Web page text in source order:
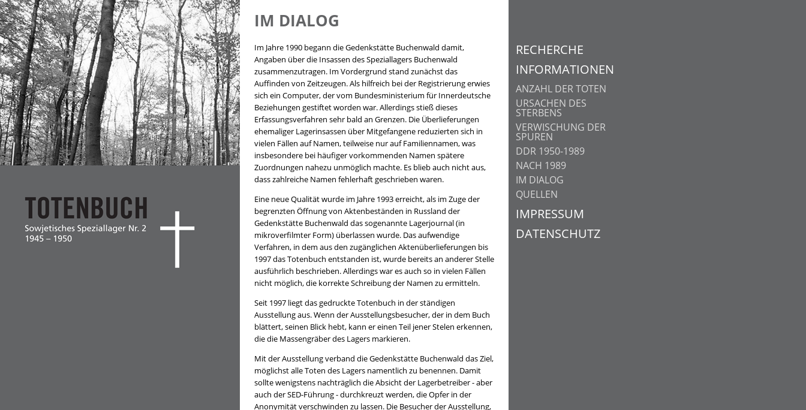
IM DIALOG
Im Jahre 1990 begann die Gedenkstätte Buchenwald damit,
Angaben über die Insassen des Speziallagers Buchenwald
zusammenzutragen. Im Vordergrund stand zunächst das
Auffinden von Zeitzeugen. Als hilfreich bei der Registrierung erwies
sich ein Computer, der vom Bundesministerium für Innerdeutsche
Beziehungen gestiftet worden war. Allerdings stieß dieses
Erfassungsverfahren sehr bald an Grenzen. Die Überlieferungen
ehemaliger Lagerinsassen über Mitgefangene reduzierten sich in
vielen Fällen auf Namen, teilweise nur auf Familiennamen, was
insbesondere bei häufiger vorkommenden Namen spätere
Zuordnungen nahezu unmöglich machte. Es blieb auch nicht aus,
dass zahlreiche Namen fehlerhaft geschrieben waren.
Eine neue Qualität wurde im Jahre 1993 erreicht, als im Zuge der
begrenzten Öffnung von Aktenbeständen in Russland der
Gedenkstätte Buchenwald das sogenannte Lagerjournal (in
mikroverfilmter Form) überlassen wurde. Das aufwendige
Verfahren, in dem aus den zugänglichen Aktenüberlieferungen bis
1997 das Totenbuch entstanden ist, wurde bereits an anderer Stelle
ausführlich beschrieben. Allerdings war es auch so in vielen Fällen
nicht möglich, die korrekte Schreibung der Namen zu ermitteln.
Seit 1997 liegt das gedruckte Totenbuch in der ständigen
Ausstellung aus. Wenn der Ausstellungsbesucher, der in dem Buch
blättert, seinen Blick hebt, kann er einen Teil jener Stelen erkennen,
die die Massengräber des Lagers markieren.
Mit der Ausstellung verband die Gedenkstätte Buchenwald das Ziel,
möglichst alle Toten des Lagers namentlich zu benennen. Damit
sollte wenigstens nachträglich die Absicht der Lagerbetreiber - aber
auch der SED-Führung - durchkreuzt werden, die Opfer in der
Anonymität verschwinden zu lassen. Die Besucher der Ausstellung,
RECHERCHE
INFORMATIONEN
ANZAHL DER TOTEN
URSACHEN DES
STERBENS
VERWISCHUNG DER
SPUREN
DDR 1950-1989
NACH 1989
IM DIALOG
QUELLEN
IMPRESSUM
DATENSCHUTZ